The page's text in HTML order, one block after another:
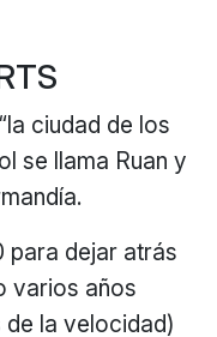
ciudad de los
se llama Ruan y
para dejar atrás
varios años
la velocidad)